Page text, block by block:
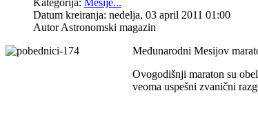
Datum kreiranja: nedelja, 03 april 2011 01:00
Autor Astronomski magazin
Međunarodni Mesijov
Ovogodišnji maraton su
veoma uspešni zvanični